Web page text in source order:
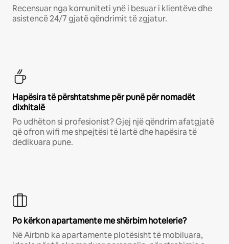
Recensuar nga komuniteti ynë i besuar i klientëve dhe
asistencë 24/7 gjatë qëndrimit të zgjatur.
Hapësira të përshtatshme për punë për nomadët
dixhitalë
Po udhëton si profesionist? Gjej një qëndrim afatgjatë
që ofron wifi me shpejtësi të lartë dhe hapësira të
dedikuara pune.
Po kërkon apartamente me shërbim hotelerie?
Në Airbnb ka apartamente plotësisht të mobiluara,